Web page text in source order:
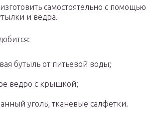
самостоятельно с помощью
и ведра.
бутыль от питьевой воды;
ведро с крышкой;
уголь, тканевые салфетки.